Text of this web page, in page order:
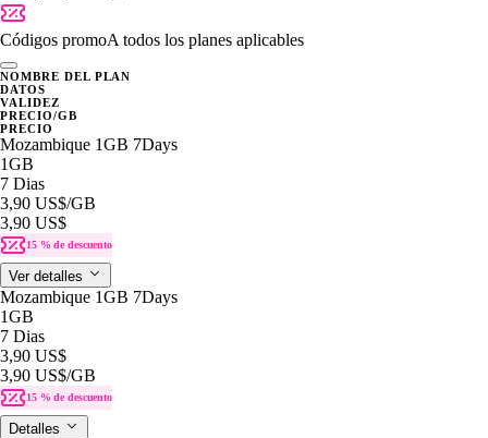
Códigos promoA todos los planes aplicables
NOMBRE DEL PLAN
DATOS
VALIDEZ
PRECIO/GB
PRECIO
Mozambique 1GB 7Days
1GB
7 Dias
3,90 US$/GB
3,90 US$
15 % de descuento
Ver detalles
Mozambique 1GB 7Days
1GB
7 Dias
3,90 US$
3,90 US$/GB
15 % de descuento
Detalles